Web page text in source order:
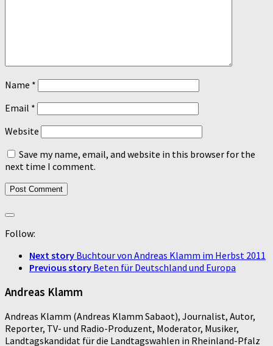
Name *
Email *
Website
Save my name, email, and website in this browser for the
next time I comment.
Follow:
Next story Buchtour von Andreas Klamm im Herbst 2011
Previous story Beten für Deutschland und Europa
Andreas Klamm
Andreas Klamm (Andreas Klamm Sabaot), Journalist, Autor,
Reporter, TV- und Radio-Produzent, Moderator, Musiker,
Landtagskandidat für die Landtagswahlen in Rheinland-Pfalz